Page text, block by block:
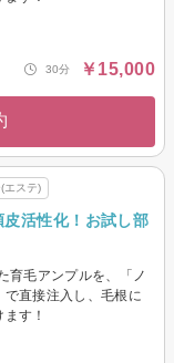
30分 ￥15,000
エステ)
皮活性化！お試し部
育毛アンプルを、「ノ
直接注入し、毛根に
す！